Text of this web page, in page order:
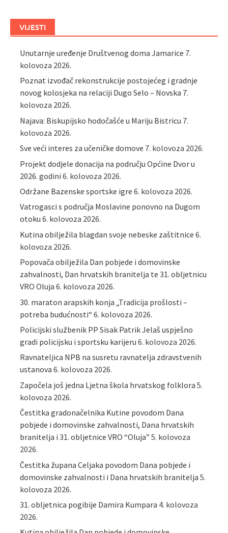
VIJESTI
Unutarnje uređenje Društvenog doma Jamarice 7.
kolovoza 2026.
Poznat izvođač rekonstrukcije postojećeg i gradnje
novog kolosjeka na relaciji Dugo Selo – Novska 7.
kolovoza 2026.
Najava: Biskupijsko hodočašće u Mariju Bistricu 7.
kolovoza 2026.
Sve veći interes za učeničke domove 7. kolovoza 2026.
Projekt dodjele donacija na području Općine Dvor u
2026. godini 6. kolovoza 2026.
Održane Bazenske sportske igre 6. kolovoza 2026.
Vatrogasci s područja Moslavine ponovno na Dugom
otoku 6. kolovoza 2026.
Kutina obilježila blagdan svoje nebeske zaštitnice 6.
kolovoza 2026.
Popovača obilježila Dan pobjede i domovinske
zahvalnosti, Dan hrvatskih branitelja te 31. obljetnicu
VRO Oluja 6. kolovoza 2026.
30. maraton arapskih konja „Tradicija prošlosti –
potreba budućnosti“ 6. kolovoza 2026.
Policijski službenik PP Sisak Patrik Jelaš uspješno
gradi policijsku i sportsku karijeru 6. kolovoza 2026.
Ravnateljica NPB na susretu ravnatelja zdravstvenih
ustanova 6. kolovoza 2026.
Započela još jedna Ljetna škola hrvatskog folklora 5.
kolovoza 2026.
Čestitka gradonačelnika Kutine povodom Dana
pobjede i domovinske zahvalnosti, Dana hrvatskih
branitelja i 31. obljetnice VRO “Oluja” 5. kolovoza
2026.
Čestitka župana Celjaka povodom Dana pobjede i
domovinske zahvalnosti i Dana hrvatskih branitelja 5.
kolovoza 2026.
31. obljetnica pogibije Damira Kumpara 4. kolovoza
2026.